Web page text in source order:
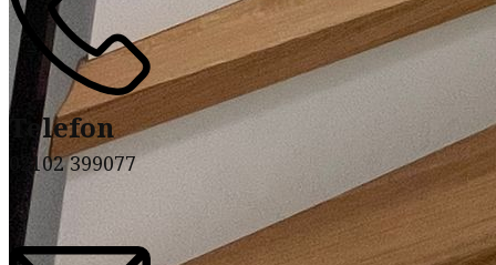
Telefon
02102 399077